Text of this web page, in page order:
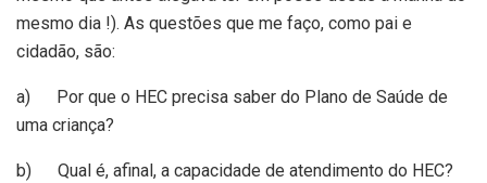
mesmo dia !). As questões que me faço, como pai e
cidadão, são:
a) Por que o HEC precisa saber do Plano de Saúde de
uma criança?
b) Qual é, afinal, a capacidade de atendimento do HEC?